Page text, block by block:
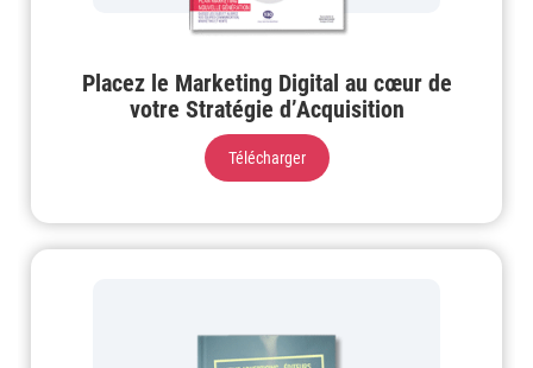
Placez le Marketing Digital au cœur de
votre Stratégie d’Acquisition
Télécharger